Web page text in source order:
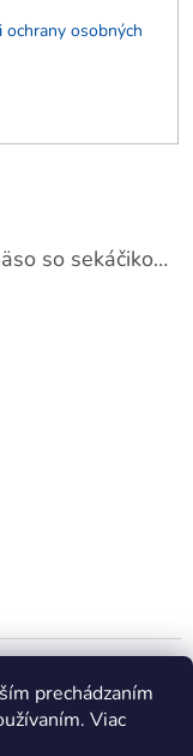
prechádzaním
Viac
ochrany osobných
Perfect Home Tĺčik na mäso so sekáčikom, 56893